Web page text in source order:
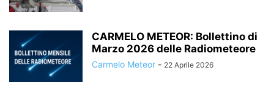
CARMELO METEOR: Bollettino di
Marzo 2026 delle Radiometeore
Carmelo Meteor - 22 Aprile 2026